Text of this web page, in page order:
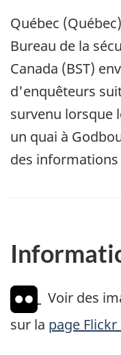
Québec
Bureau de la
Canada (BST)
d'enquêteurs
survenu lorsque
un quai à
des informations
Voir des
sur la page Flickr